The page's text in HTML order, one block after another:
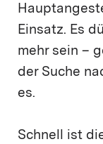
Einsatz. Es
mehr sein –
der Suche
es.
Schnell ist